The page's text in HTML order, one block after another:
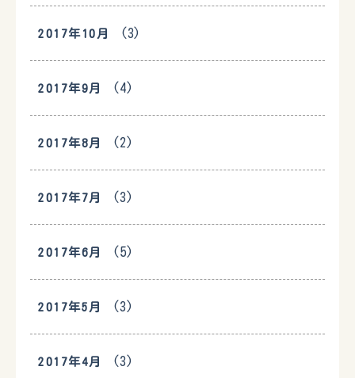
2017年10月 (3)
2017年9月 (4)
2017年8月 (2)
2017年7月 (3)
2017年6月 (5)
2017年5月 (3)
2017年4月 (3)